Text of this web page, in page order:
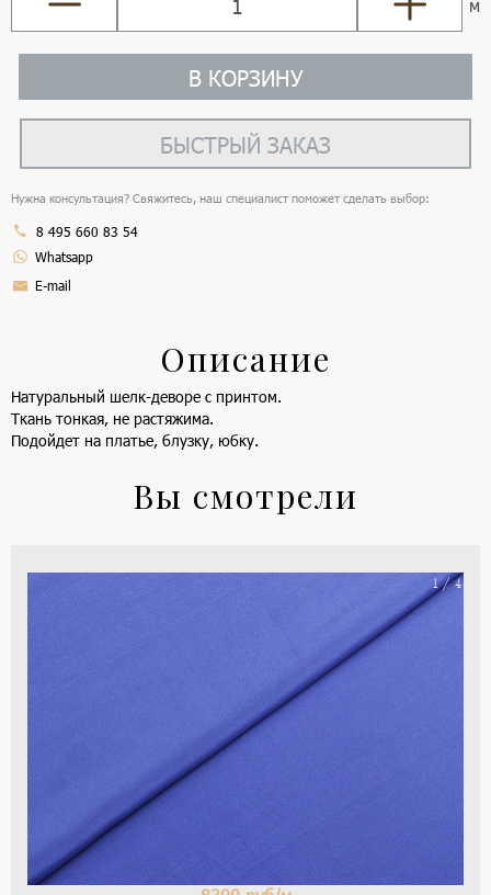
м
В КОРЗИНУ
БЫСТРЫЙ ЗАКАЗ
Нужна консультация? Свяжитесь, наш специалист поможет сделать выбор:
8 495 660 83 54
Whatsapp
E-mail
Описание
Натуральный шелк-деворе с принтом.
Ткань тонкая, не растяжима.
Подойдет на платье, блузку, юбку.
Вы смотрели
1 / 4